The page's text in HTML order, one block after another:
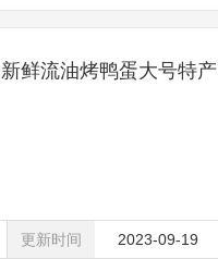
鲜流油烤鸭蛋大号特产
更新时间 2023-09-19